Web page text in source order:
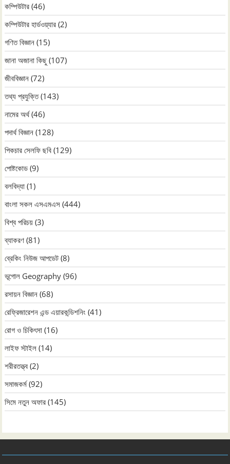
কম্পিউটার (46)
কম্পিউটার হার্ডওয়্যার (2)
গণিত বিজ্ঞান (15)
জানা অজানা কিছু (107)
জীববিজ্ঞান (72)
তথ্য প্রযুক্তি(143)
নামের অর্থ(46)
পদার্থ বিজ্ঞান (128)
পিকচার সেলফি ছবি (129)
পোষ্টকোড (9)
বলবিদ্যা (1)
বাংলা সকল এসএমএস (444)
বিশ্ব পরিচয় (3)
ব্যাকরণ (81)
ব্রেকিং নিউজ আপডেট (8)
ভূগোল Geography (96)
রসায়ন বিজ্ঞান (68)
রেফ্রিজারেশন এন্ড এয়ারকন্ডিশনিং (41)
রোগ ও চিকিৎসা (16)
লাইফ স্টাইল (14)
শরীরতত্ত্ব (2)
সমাজকর্ম(92)
সিমে নতুন ‍অফার (145)